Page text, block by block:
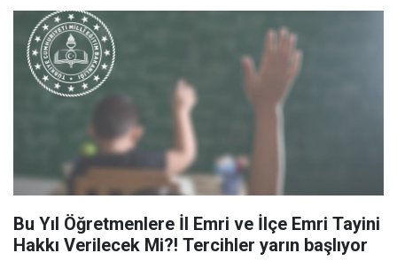
Bu Yıl Öğretmenlere İl Emri ve İlçe Emri Tayini
Hakkı Verilecek Mi?! Tercihler yarın başlıyor